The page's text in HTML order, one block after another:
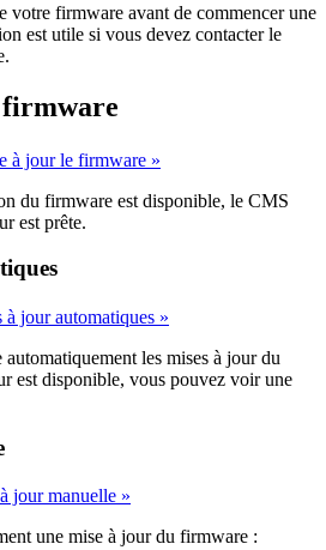
votre firmware avant de commencer une
est utile si vous devez contacter le
à jour le firmware »
du firmware est disponible, le CMS
est prête.
jour automatiques »
les mises à jour du
est disponible, vous pouvez voir une
jour manuelle »
une mise à jour du firmware :